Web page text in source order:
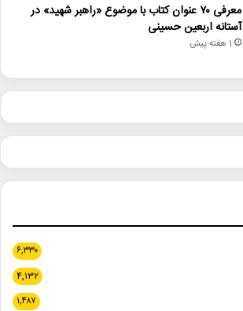
معرفی ۷۰ عنوان کتاب با موضوع «راهبر شهید» در
آستانه اربعین حسینی
1 هفته پیش
۶,۳۳۰
۴,۱۳۲
۱,۴۸۷